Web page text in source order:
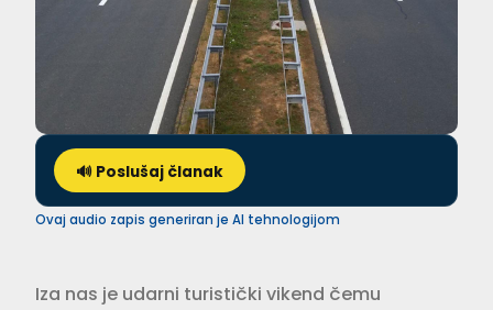
🔊 Poslušaj članak
Ovaj audio zapis generiran je AI tehnologijom
Iza nas je udarni turistički vikend čemu